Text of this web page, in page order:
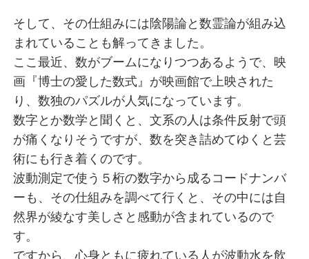
そして、その仕組みには陰陽論と数霊論が組み込
まれていることも解ってきました。
ここ最近、数がブームになりつつあるようで、映
画『博士の愛した数式』が映画館で上映された
り、数独のパズルが人気になっています。
数字とか数学と聞くと、文系の人は条件反射で頭
が痛くなりそうですが、数を突き詰めてゆくと芸
術にも行き着くのです。
波動測定で使う５桁の数字から成るコードナンバ
ーも、その仕組みを調べて行くと、その中には自
然界が綾なす美しさと感動が含まれているので
す。
ですから、心身ともに疲れている人が波動水を飲